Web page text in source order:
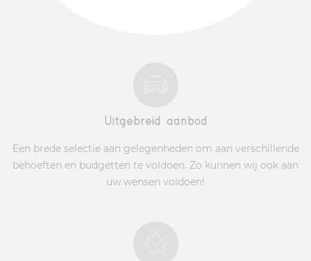
Uitgebreid aanbod
Een brede selectie aan gelegenheden om aan verschillende
behoeften en budgetten te voldoen. Zo kunnen wij ook aan
uw wensen voldoen!